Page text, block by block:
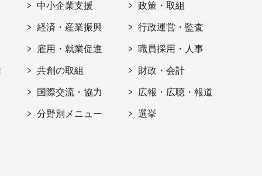
中小企業支援
経済・産業振興
雇用・就業促進
共創の取組
国際交流・協力
分野別メニュー
政策・取組
行政運営・監査
職員採用・人事
財政・会計
広報・広聴・報道
選挙